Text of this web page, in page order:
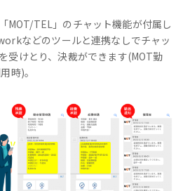
MOT/TEL」のチャット機能が付属し
などのツールと連携なしでチャッ
受けとり、決裁ができます(MOT勤
時)。